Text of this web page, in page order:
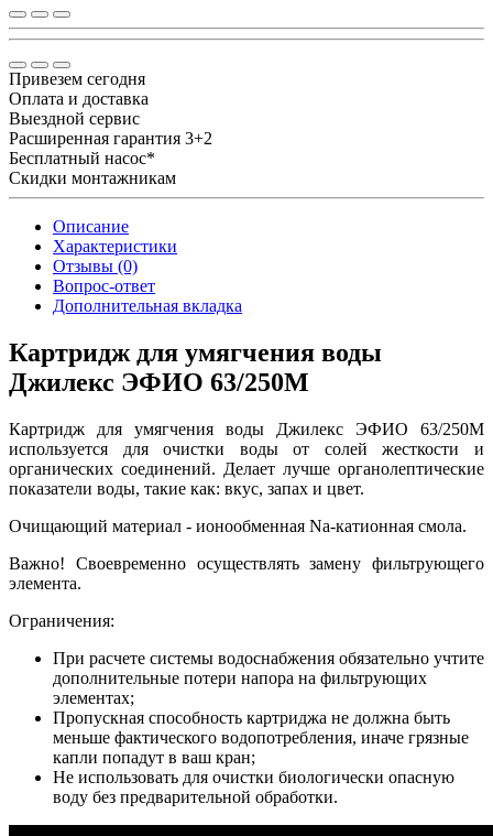
Привезем сегодня
Оплата и доставка
Выездной сервис
Расширенная гарантия 3+2
Бесплатный насос*
Скидки монтажникам
Описание
Характеристики
Отзывы (0)
Вопрос-ответ
Дополнительная вкладка
Картридж для умягчения воды
Джилекс ЭФИО 63/250М
Картридж для умягчения воды Джилекс ЭФИО 63/250М
используется для очистки воды от солей жесткости и
органических соединений. Делает лучше органолептические
показатели воды, такие как: вкус, запах и цвет.
Очищающий материал - ионообменная Na-катионная смола.
Важно! Своевременно осуществлять замену фильтрующего
элемента.
Ограничения:
При расчете системы водоснабжения обязательно учтите
дополнительные потери напора на фильтрующих
элементах;
Пропускная способность картриджа не должна быть
меньше фактического водопотребления, иначе грязные
капли попадут в ваш кран;
Не использовать для очистки биологически опасную
воду без предварительной обработки.